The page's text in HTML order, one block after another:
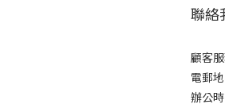
聯絡
顧客
電郵
辦公